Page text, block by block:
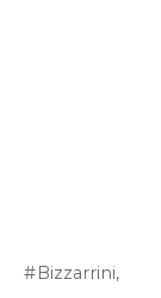
Bizzarrini,